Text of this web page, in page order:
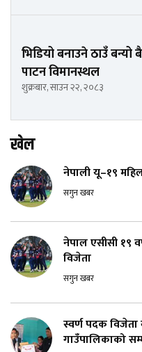
भिडियो बनाउने ठाउँ बन्यो
पाटन विमानस्थल
शुक्रबार, साउन २२, २०८३
खेल
नेपाली यू–१९
सगुन खबर
नेपाल एसीसी १९
विजेता
सगुन खबर
स्वर्ण पदक
गाउँपालिकाको